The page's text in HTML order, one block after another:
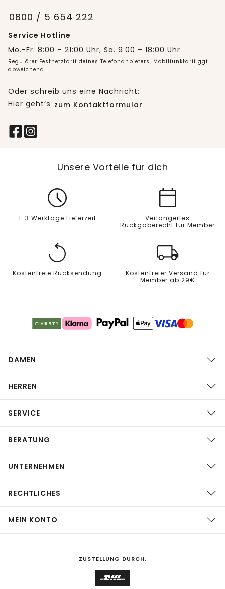
0800 / 5 654 222
Service Hotline
Mo.-Fr. 8:00 – 21:00 Uhr, Sa. 9:00 – 18:00 Uhr
Regulärer Festnetztarif deines Telefonanbieters, Mobilfunktarif ggf.
abweichend.
Oder schreib uns eine Nachricht:
Hier geht’s zum Kontaktformular
Unsere Vorteile für dich
1-3 Werktage Lieferzeit
Verlängertes
Rückgaberecht für Member
Kostenfreie Rücksendung
Kostenfreier Versand für
Member ab 29€
DAMEN
HERREN
SERVICE
BERATUNG
UNTERNEHMEN
RECHTLICHES
MEIN KONTO
ZUSTELLUNG DURCH: